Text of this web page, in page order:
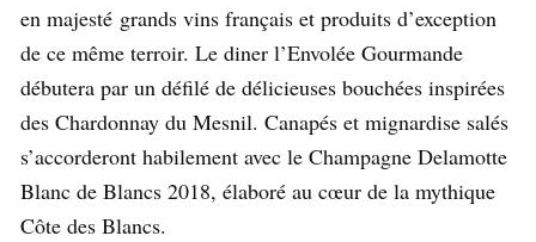
en majesté grands vins français et produits d’exception
de ce même terroir. Le diner l’Envolée Gourmande
débutera par un défilé de délicieuses bouchées inspirées
des Chardonnay du Mesnil. Canapés et mignardise salés
s’accorderont habilement avec le Champagne Delamotte
Blanc de Blancs 2018, élaboré au cœur de la mythique
Côte des Blancs.